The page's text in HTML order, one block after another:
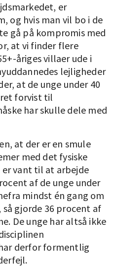
er
og hvis man vil bo i de
gå på kompromis med
at vi finder flere
åriges villaer ude i
lejligheder
at de unge under 40
forvist til
har skulle dele med
at der er en smule
med det fysiske
er vant til at arbejde
af de unge under
mindst én gang om
gjorde 36 procent af
De unge har altså ikke
derfor formentlig